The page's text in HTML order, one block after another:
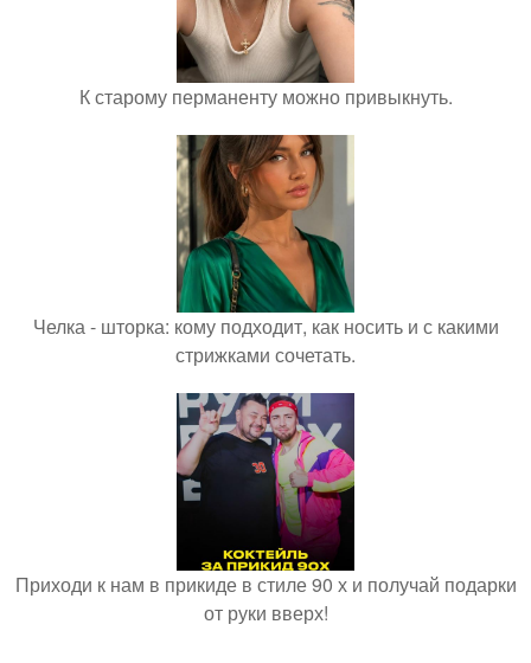
К старому перманенту можно привыкнуть.
Челка - шторка: кому подходит, как носить и с какими
стрижками сочетать.
Приходи к нам в прикиде в стиле 90 х и получай подарки
от руки вверх!